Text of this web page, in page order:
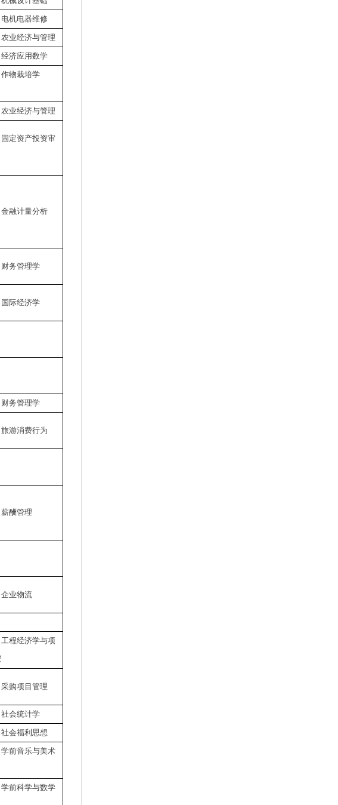
电机电器维修
农业经济与管理
经济应用数学
作物栽培学
农业经济与管理
固定资产投资审
金融计量分析
财务管理学
国际经济学
财务管理学
旅游消费行为
薪酬管理
企业物流
工程经济学与项
采购项目管理
社会统计学
社会福利思想
学前音乐与美术
学前科学与数学